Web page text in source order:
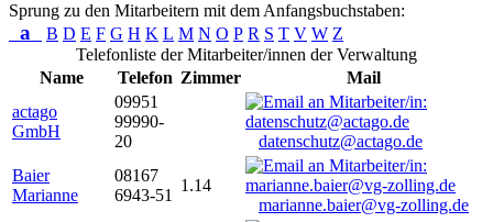
Sprung zu den Mitarbeitern mit dem Anfangsbuchstaben:
a B D E F G H K L M N O P R S T V W Z
Telefonliste der Mitarbeiter/innen der Verwaltung
Name
Telefon Zimmer
Mail
actago
GmbH
09951
99990-
20
datenschutz@actago.de
Baier
Marianne
08167
6943-51
1.14
marianne.baier@vg-zolling.de